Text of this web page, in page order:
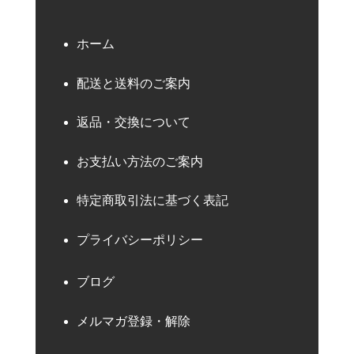
ホーム
配送と送料のご案内
返品・交換について
お支払い方法のご案内
特定商取引法に基づく表記
プライバシーポリシー
ブログ
メルマガ登録・解除